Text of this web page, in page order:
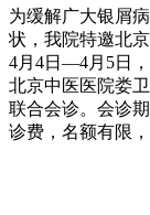
为缓解广大银屑
状，我院特邀北
4月4日—4月5日
北京中医医院娄
联合会诊。会诊
诊费，名额有限